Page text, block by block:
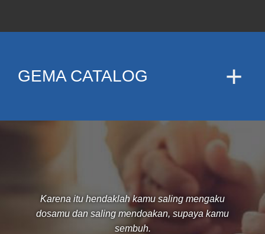
GEMA CATALOG
Karena itu hendaklah kamu saling mengaku
dosamu dan saling mendoakan, supaya kamu
sembuh.